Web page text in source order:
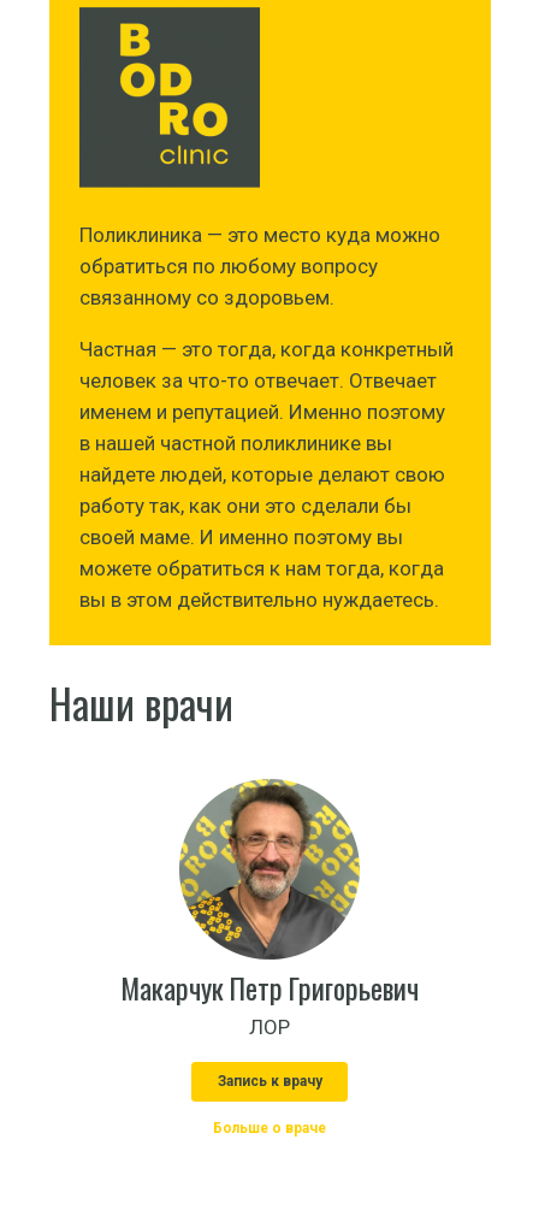
Поликлиника — это место куда можно
обратиться по любому вопросу
связанному со здоровьем.
Частная — это тогда, когда конкретный
человек за что-то отвечает. Отвечает
именем и репутацией. Именно поэтому
в нашей частной поликлинике вы
найдете людей, которые делают свою
работу так, как они это сделали бы
своей маме. И именно поэтому вы
можете обратиться к нам тогда, когда
вы в этом действительно нуждаетесь.
Наши врачи
Макарчук Петр Григорьевич
ЛОР
Запись к врачу
Больше о враче